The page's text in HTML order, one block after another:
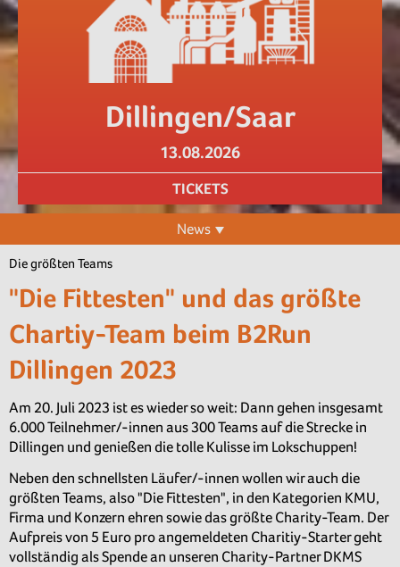
Dillingen/Saar
13.08.2026
TICKETS
News
Die größten Teams
"Die Fittesten" und das größte
Chartiy-Team beim B2Run
Dillingen 2023
Am 20. Juli 2023 ist es wieder so weit: Dann gehen insgesamt
6.000 Teilnehmer/-innen aus 300 Teams auf die Strecke in
Dillingen und genießen die tolle Kulisse im Lokschuppen!
Neben den schnellsten Läufer/-innen wollen wir auch die
größten Teams, also "Die Fittesten", in den Kategorien KMU,
Firma und Konzern ehren sowie das größte Charity-Team. Der
Aufpreis von 5 Euro pro angemeldeten Charitiy-Starter geht
vollständig als Spende an unseren Charity-Partner DKMS